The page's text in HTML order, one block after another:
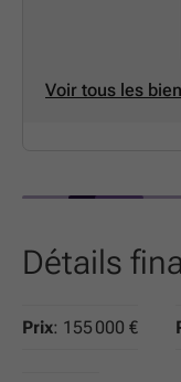
Voir tous les
Détails
Prix: 155 000 €